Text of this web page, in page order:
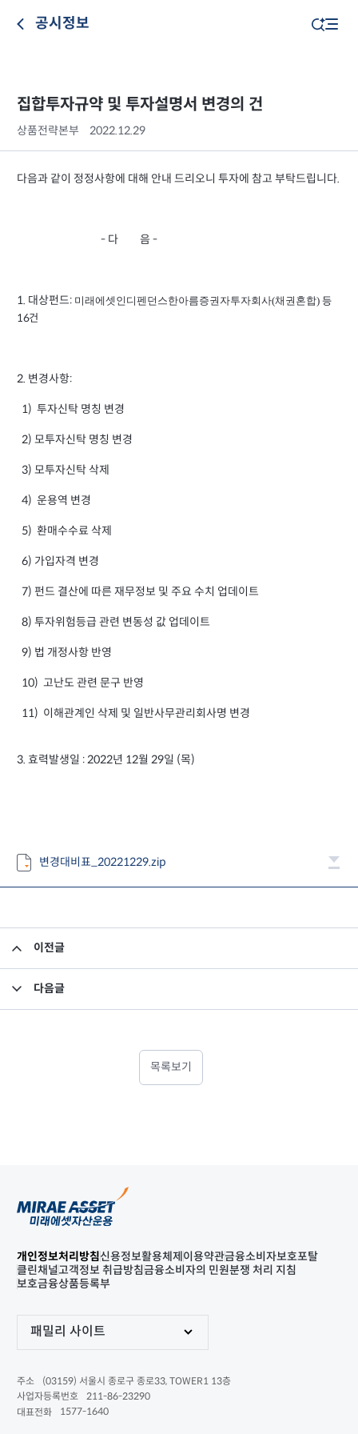
공시정보
집합투자규약 및 투자설명서 변경의 건
상품전략본부 2022.12.29
다음과 같이 정정사항에 대해 안내 드리오니 투자에 참고 부탁드립니다.
- 다 음 -
1. 대상펀드: 미래에셋인디펜던스한아름증권자투자회사(채권혼합) 등
16건
2. 변경사항:
1) 투자신탁 명칭 변경
2) 모투자신탁 명칭 변경
3) 모투자신탁 삭제
4) 운용역 변경
5) 환매수수료 삭제
6) 가입자격 변경
7) 펀드 결산에 따른 재무정보 및 주요 수치 업데이트
8) 투자위험등급 관련 변동성 값 업데이트
9) 법 개정사항 반영
10) 고난도 관련 문구 반영
11) 이해관계인 삭제 및 일반사무관리회사명 변경
3. 효력발생일 : 2022년 12월 29일 (목)
변경대비표_20221229.zip
이전글
다음글
목록보기
개인정보처리방침신용정보활용체제 이용약관금융소비자보호포탈
클린채널고객정보 취급방침금융소비자의 민원분쟁 처리 지침
보호금융상품등록부
패밀리 사이트
주소
(03159) 서울시 종로구 종로33, TOWER1 13층
사업자등록번호
211-86-23290
대표전화
1577-1640